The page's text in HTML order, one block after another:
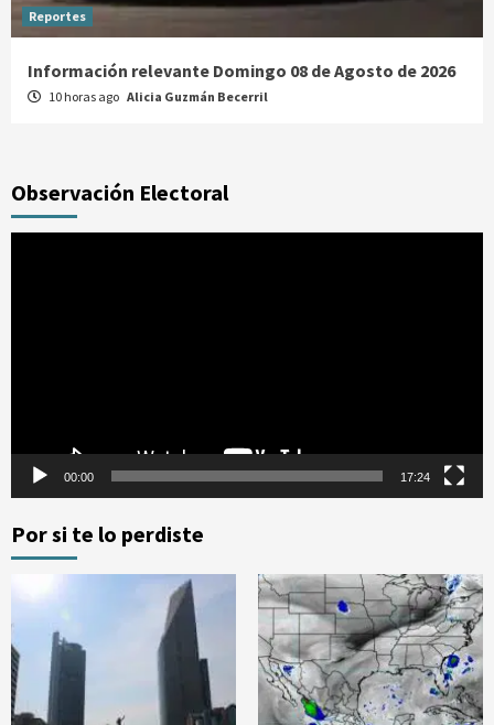
Reportes
Información relevante Domingo 08 de Agosto de 2026
10 horas ago Alicia Guzmán Becerril
Observación Electoral
00:00 17:24
Por si te lo perdiste